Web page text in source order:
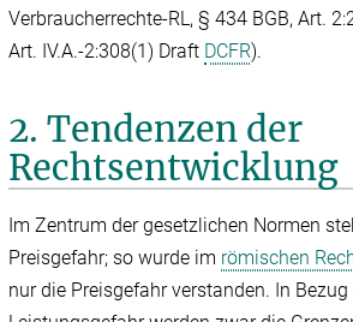
Verbraucherrechte-RL, § 434 BGB, Art.
Art. IV.A.-2:308(1) Draft DCFR).
2. Tendenzen der
Rechtsentwicklung
Im Zentrum der gesetzlichen Normen
Preisgefahr; so wurde im römischen
nur die Preisgefahr verstanden. In